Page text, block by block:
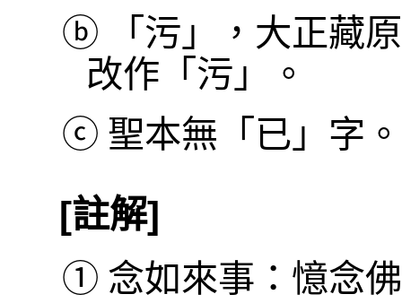
ⓑ
「污」，大正藏
改作「污」。
ⓒ 聖本無「已」字。
[註解]
① 念如來事：憶念